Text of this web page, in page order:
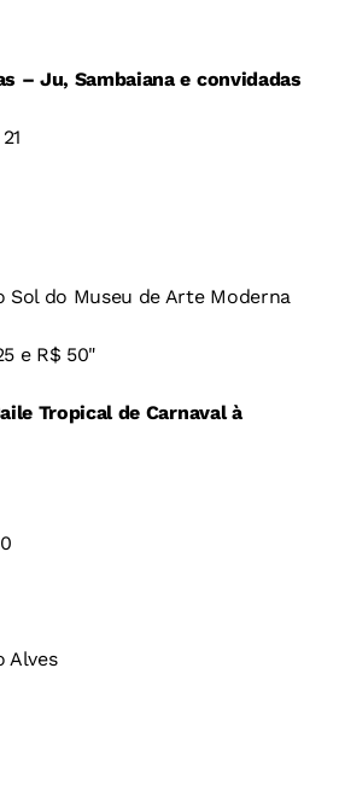
– Ju, Sambaiana e convidadas
Sol do Museu de Arte Moderna
e R$ 50"
Tropical de Carnaval à
Alves